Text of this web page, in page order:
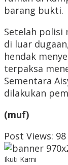
barang bukti.
Setelah polisi
di luar
hendak
terpaksa
Sementara
dilakukan
(muf)
Post Views: 98
Ikuti Kami